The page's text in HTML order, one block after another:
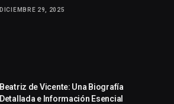
DICIEMBRE 29, 2025
Beatriz de Vicente: Una Biografía
Detallada e Información Esencial